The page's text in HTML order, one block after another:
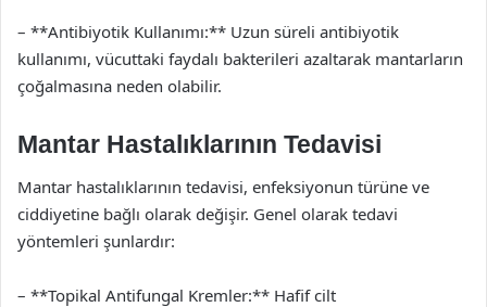
– **Antibiyotik Kullanımı:** Uzun süreli antibiyotik
kullanımı, vücuttaki faydalı bakterileri azaltarak mantarların
çoğalmasına neden olabilir.
Mantar Hastalıklarının Tedavisi
Mantar hastalıklarının tedavisi, enfeksiyonun türüne ve
ciddiyetine bağlı olarak değişir. Genel olarak tedavi
yöntemleri şunlardır:
– **Topikal Antifungal Kremler:** Hafif cilt